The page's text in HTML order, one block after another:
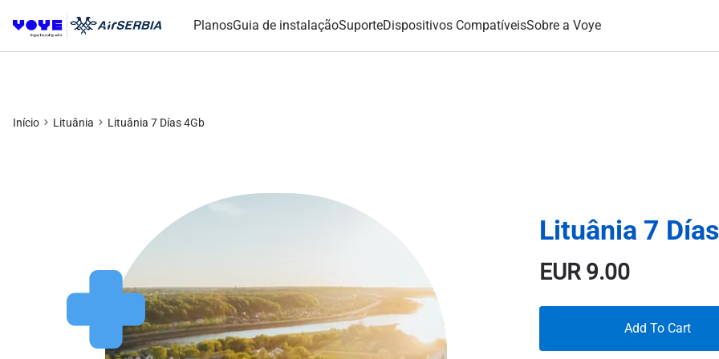
PlanosGuia de instalaçãoSuporteDispositivos CompatíveisSobre a Voye
Início Lituânia Lituânia 7 Días 4Gb
Lituânia 7
EUR9.00
Add To Cart